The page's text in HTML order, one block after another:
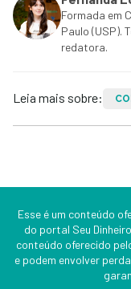
Formada em
Paulo (USP).
redatora.
Leia mais sobre:
Esse é um conteúdo
do portal Seu
conteúdo oferecido
e podem envolver